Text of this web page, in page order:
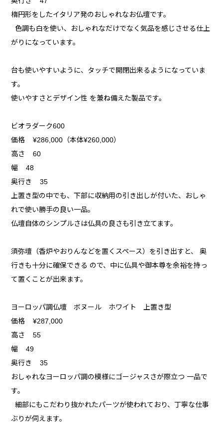
楕円形をしたイタリア発のおしゃれなお仏壇です。
色調も白を使い、おしゃれなだけでなく気品を感じさせる仕上
がりになっています。
台も使いやすいように、タッチで開閉出来るようになっていま
す。
使いやすさとデザイン性 を兼ね備えた製品です。
ビオラダーク600
価格 ¥286,000（本体¥260,000）
高さ 60
幅 48
奥行き 35
上置き型の中でも、下部に収納用の引き出しが付いた、おしゃ
れで使い勝手の良い一品。
仏壇自体のシンプルさは仏具の良さも引き立てます。
須弥壇（香炉やおりんなどを置くスペース）を引き出すと、 奥
行きも十分に確保できる ので、中に仏具や御本尊を余裕を持っ
て置くことが出来ます。
ヨーロッパ調仏壇 ボヌール ホワイト 上置き型
価格 ¥287,000
高さ 55
幅 49
奥行き 35
おしゃれなヨーロッパ調の模様にゴージャスさが際立つ 一品で
す。
細部にもこだわり抜かれたパーツが使われており、丁寧な仕事
ぶりが伺えます。